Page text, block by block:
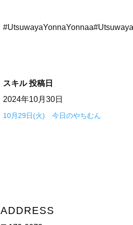
スキル 投稿日
2024年10月30日
10月29日(火) 今日のやちむん
ADDRESS